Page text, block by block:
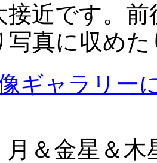
接近です。
写真に収め
ギャラリー
月＆金星＆